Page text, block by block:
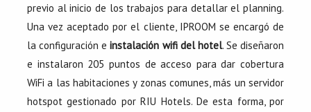
previo al inicio de los trabajos para detallar el planning.
Una vez aceptado por el cliente, IPROOM se encargó de
la configuración einstalación wifi del hotel. Se diseñaron
e instalaron 205 puntos de acceso para dar cobertura
WiFi a las habitaciones y zonas comunes, más un servidor
hotspot gestionado por RIU Hotels. De esta forma, por